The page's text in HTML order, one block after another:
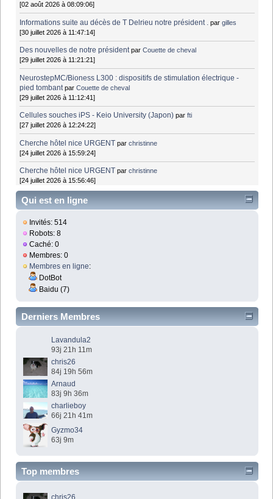
[02 août 2026 à 08:09:06]
Informations suite au décès de T Delrieu notre président . pargilles
[30 juillet 2026 à 11:47:14]
Des nouvelles de notre président parCouette de cheval
[29 juillet 2026 à 11:21:21]
NeurostepMC/Bioness L300 : dispositifs de stimulation électrique -
pied tombant parCouette de cheval
[29 juillet 2026 à 11:12:41]
Cellules souches iPS - Keio University (Japon) parfti
[27 juillet 2026 à 12:24:22]
Cherche hôtel nice URGENT parchristinne
[24 juillet 2026 à 15:59:24]
Cherche hôtel nice URGENT parchristinne
[24 juillet 2026 à 15:56:46]
Qui est en ligne
Invités: 514
Robots: 8
Caché: 0
Membres: 0
Membres en ligne:
DotBot
Baidu (7)
Derniers Membres
Lavandula2
93j 21h 11m
chris26
84j 19h 56m
Arnaud
83j 9h 36m
charlieboy
66j 21h 41m
Gyzmo34
63j 9m
Top membres